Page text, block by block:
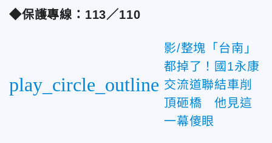
◆保護專線：113／110
play_circle_outline
影/整塊「台南」
都掉了！國1永康
交流道聯結車削
頂砸橋 他見這
一幕傻眼